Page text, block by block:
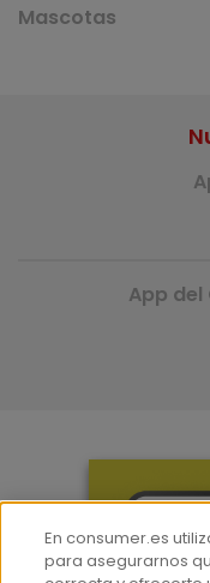
Mascotas
App
En consumer.es
para asegurarnos